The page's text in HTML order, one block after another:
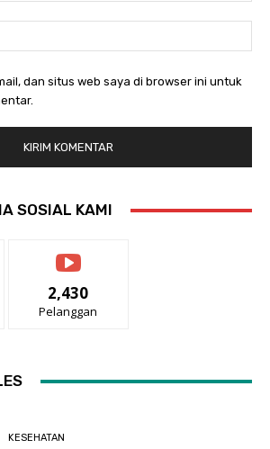
dan situs web saya di browser ini untuk
SOSIAL KAMI
2,430
Pelanggan
KESEHATAN